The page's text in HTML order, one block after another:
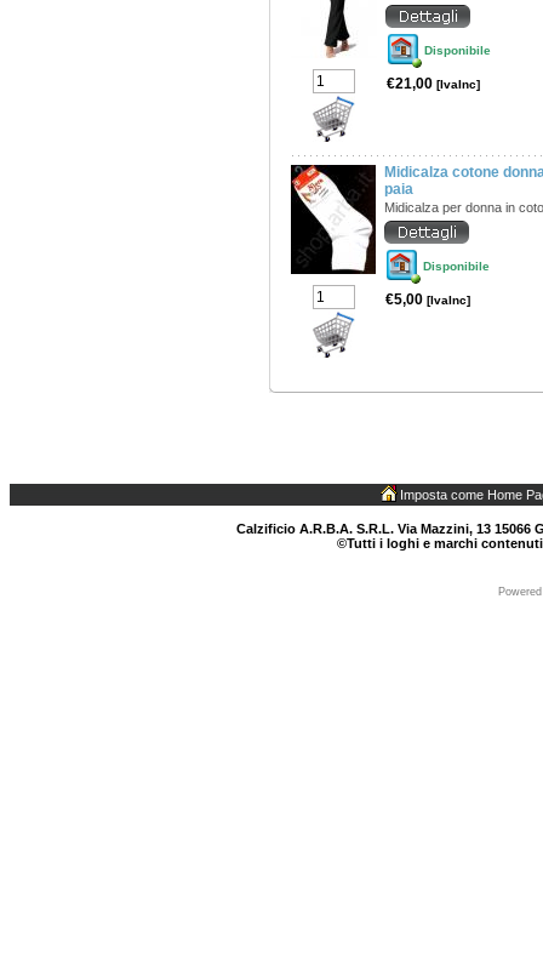
Disponibile
€21,00 [IvaInc]
Midicalza cotone
paia
Midicalza per donna in
Disponibile
€5,00 [IvaInc]
Imposta come Home
Calzificio A.R.B.A. S.R.L. Via Mazzini, 13 15066
©Tutti i loghi e marchi